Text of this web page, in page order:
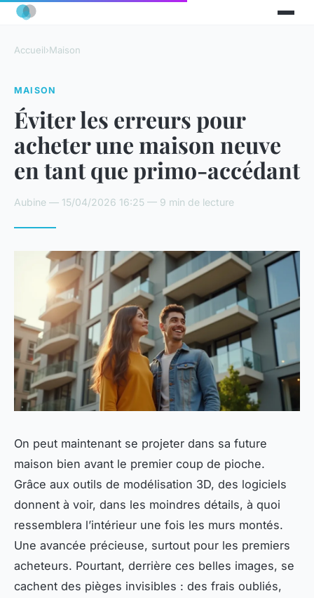
Accueil›Maison
MAISON
Éviter les erreurs pour
acheter une maison neuve
en tant que primo-accédant
Aubine — 15/04/2026 16:25 — 9 min de lecture
On peut maintenant se projeter dans sa future
maison bien avant le premier coup de pioche.
Grâce aux outils de modélisation 3D, des logiciels
donnent à voir, dans les moindres détails, à quoi
ressemblera l’intérieur une fois les murs montés.
Une avancée précieuse, surtout pour les premiers
acheteurs. Pourtant, derrière ces belles images, se
cachent des pièges invisibles : des frais oubliés,